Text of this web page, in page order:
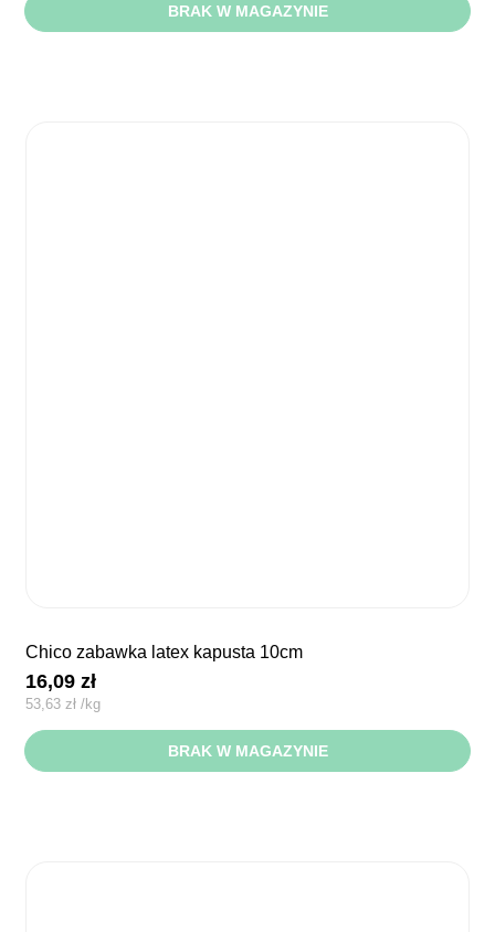
BRAK W MAGAZYNIE
chico zabawka latex kapusta 10cm
16,09zł
53,63 zł /kg
BRAK W MAGAZYNIE